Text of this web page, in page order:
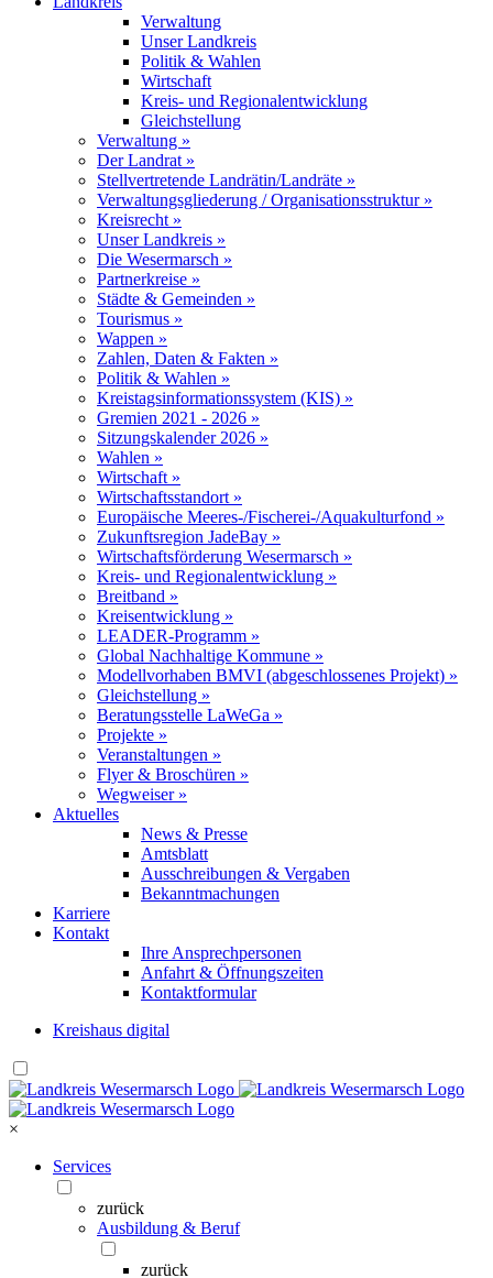
Verwaltung
Unser Landkreis
Politik & Wahlen
Wirtschaft
Kreis- und Regionalentwicklung
Gleichstellung
Verwaltung »
Der Landrat »
Stellvertretende Landrätin/Landräte »
Verwaltungsgliederung / Organisationsstruktur »
Kreisrecht »
Unser Landkreis »
Die Wesermarsch »
Partnerkreise »
Städte & Gemeinden »
Tourismus »
Wappen »
Zahlen, Daten & Fakten »
Politik & Wahlen »
Kreistagsinformationssystem (KIS) »
Gremien 2021 - 2026 »
Sitzungskalender 2026 »
Wahlen »
Wirtschaft »
Wirtschaftsstandort »
Europäische Meeres-/Fischerei-/Aquakulturfond »
Zukunftsregion JadeBay »
Wirtschaftsförderung Wesermarsch »
Kreis- und Regionalentwicklung »
Breitband »
Kreisentwicklung »
LEADER-Programm »
Global Nachhaltige Kommune »
Modellvorhaben BMVI (abgeschlossenes Projekt) »
Gleichstellung »
Beratungsstelle LaWeGa »
Projekte »
Veranstaltungen »
Flyer & Broschüren »
Wegweiser »
Aktuelles
News & Presse
Amtsblatt
Ausschreibungen & Vergaben
Bekanntmachungen
Karriere
Kontakt
Ihre Ansprechpersonen
Anfahrt & Öffnungszeiten
Kontaktformular
Kreishaus digital
×
Services
zurück
Ausbildung & Beruf
zurück